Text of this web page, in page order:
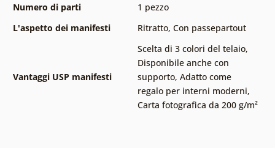
Numero di parti
1 pezzo
L'aspetto dei manifesti
Ritratto, Con passepartout
Vantaggi USP manifesti
Scelta di 3 colori del telaio,
Disponibile anche con
supporto, Adatto come
regalo per interni moderni,
Carta fotografica da 200 g/m²